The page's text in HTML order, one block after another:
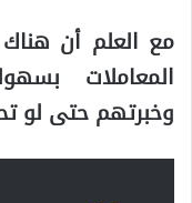
مع العلم أن
المعاملات
وخبرتهم حتى لو